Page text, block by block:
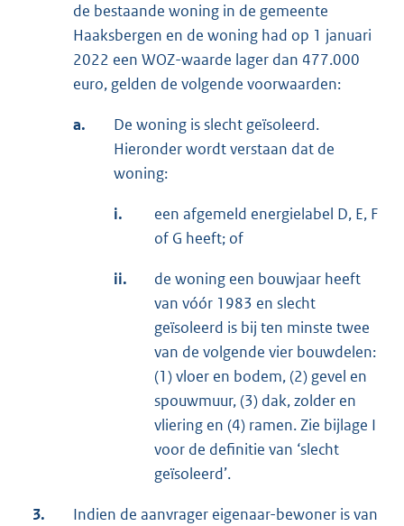
de bestaande woning in de gemeente
Haaksbergen en de woning had op 1 januari
2022 een WOZ-waarde lager dan 477.000
euro, gelden de volgende voorwaarden:
a.
De woning is slecht geïsoleerd.
Hieronder wordt verstaan dat de
woning:
i.
een afgemeld energielabel D, E, F
of G heeft; of
ii.
de woning een bouwjaar heeft
van vóór 1983 en slecht
geïsoleerd is bij ten minste twee
van de volgende vier bouwdelen:
(1) vloer en bodem, (2) gevel en
spouwmuur, (3) dak, zolder en
vliering en (4) ramen. Zie bijlage I
voor de definitie van ‘slecht
geïsoleerd’.
3.
Indien de aanvrager eigenaar-bewoner is van